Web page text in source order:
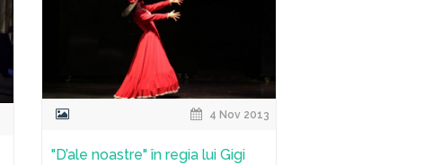
4 Nov 2013
"D’ale noastre" în regia lui Gigi